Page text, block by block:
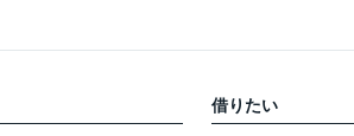
借りたい